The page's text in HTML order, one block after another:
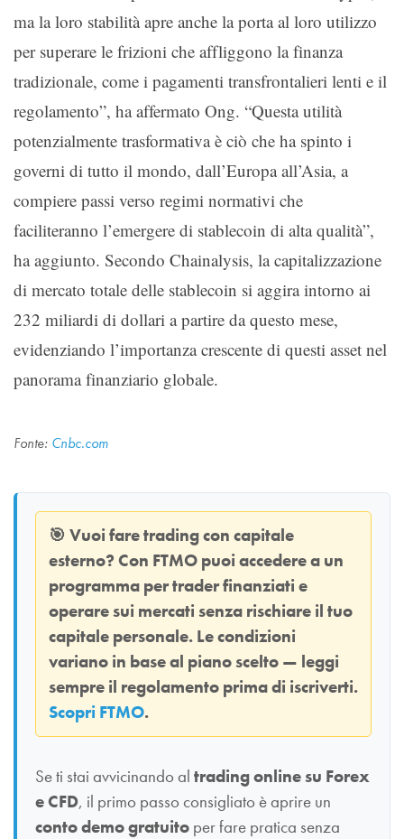
ma la loro stabilità apre anche la porta al loro utilizzo
per superare le frizioni che affliggono la finanza
tradizionale, come i pagamenti transfrontalieri lenti e il
regolamento”, ha affermato Ong. “Questa utilità
potenzialmente trasformativa è ciò che ha spinto i
governi di tutto il mondo, dall’Europa all’Asia, a
compiere passi verso regimi normativi che
faciliteranno l’emergere di stablecoin di alta qualità”,
ha aggiunto. Secondo Chainalysis, la capitalizzazione
di mercato totale delle stablecoin si aggira intorno ai
232 miliardi di dollari a partire da questo mese,
evidenziando l’importanza crescente di questi asset nel
panorama finanziario globale.
Fonte: Cnbc.com
🎯 Vuoi fare trading con capitale
esterno? Con FTMO puoi accedere a un
programma per trader finanziati e
operare sui mercati senza rischiare il tuo
capitale personale. Le condizioni
variano in base al piano scelto — leggi
sempre il regolamento prima di iscriverti.
Scopri FTMO.
Se ti stai avvicinando al trading online su Forex
e CFD, il primo passo consigliato è aprire un
conto demo gratuito per fare pratica senza